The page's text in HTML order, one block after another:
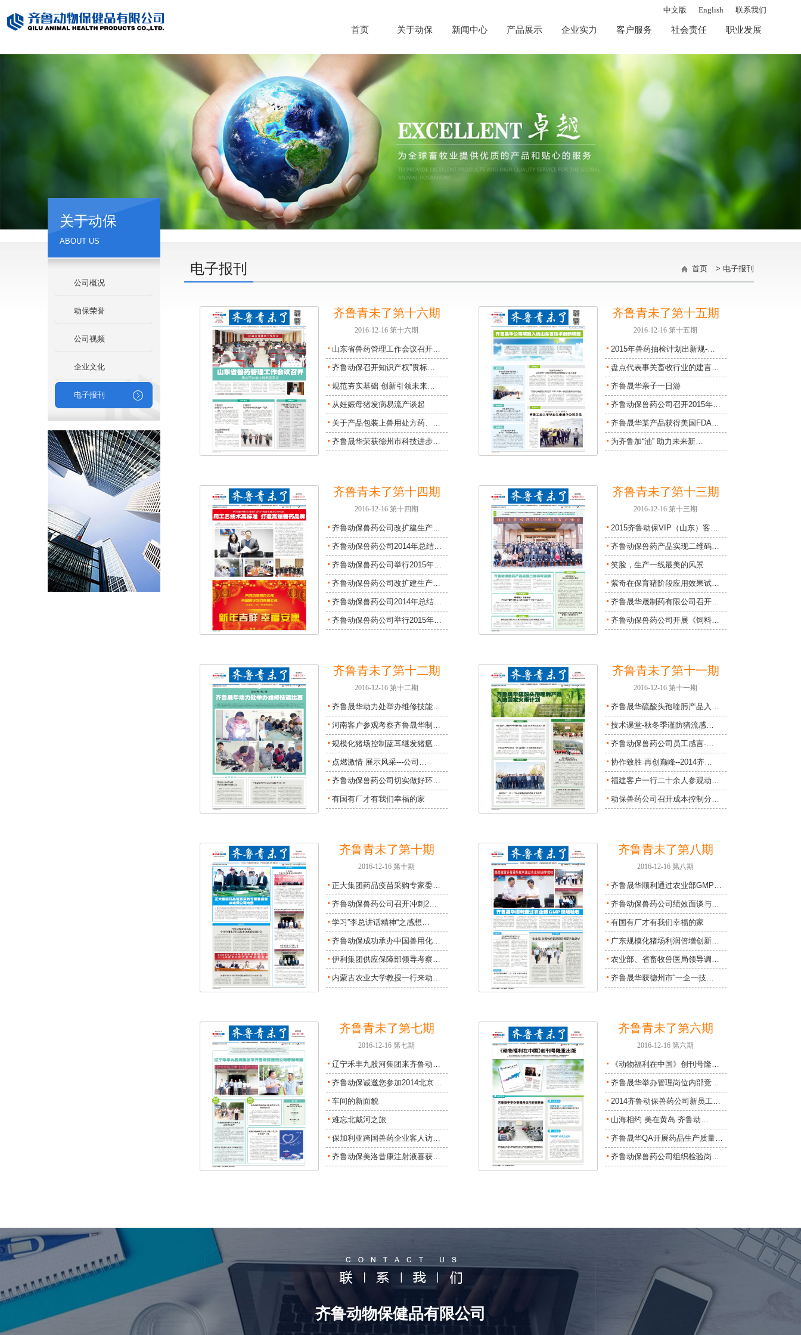
中文版 English 联系我们
首页 关于动保 新闻中心 产品展示 企业实力 客户服务 社会责任 职业发展
关于动保
ABOUT US
公司概况
动保荣誉
公司视频
企业文化
电子报刊
电子报刊 首页 > 电子报刊
齐鲁青未了第十六期
2016-12-16 第十六期
山东省兽药管理工作会议召开…
齐鲁动保召开知识产权”贯标…
规范夯实基础 创新引领未来…
从妊娠母猪发病易流产谈起
关于产品包装上兽用处方药、…
齐鲁晟华荣获德州市科技进步…
齐鲁青未了第十五期
2016-12-16 第十五期
2015年兽药抽检计划出新规-…
盘点代表事关畜牧行业的建言…
齐鲁晟华亲子一日游
齐鲁动保兽药公司召开2015年…
齐鲁晟华某产品获得美国FDA…
为齐鲁加“油” 助力未来新…
齐鲁青未了第十四期
2016-12-16 第十四期
齐鲁动保兽药公司改扩建生产…
齐鲁动保兽药公司2014年总结…
齐鲁动保兽药公司举行2015年…
齐鲁动保兽药公司改扩建生产…
齐鲁动保兽药公司2014年总结…
齐鲁动保兽药公司举行2015年…
齐鲁青未了第十三期
2016-12-16 第十三期
2015齐鲁动保VIP（山东）客…
齐鲁动保兽药产品实现二维码…
笑脸，生产一线最美的风景
紫奇在保育猪阶段应用效果试…
齐鲁晟华晟制药有限公司召开…
齐鲁动保兽药公司开展《饲料…
齐鲁青未了第十二期
2016-12-16 第十二期
齐鲁晟华动力处举办维修技能…
河南客户参观考察齐鲁晟华制…
规模化猪场控制蓝耳继发猪瘟…
点燃激情 展示风采---公司…
齐鲁动保兽药公司切实做好环…
有国有厂才有我们幸福的家
齐鲁青未了第十一期
2016-12-16 第十一期
齐鲁晟华硫酸头孢喹肟产品入…
技术课堂-秋冬季谨防猪流感…
齐鲁动保兽药公司员工感言-…
协作致胜 再创巅峰--2014齐…
福建客户一行二十余人参观动…
动保兽药公司召开成本控制分…
齐鲁青未了第十期
2016-12-16 第十期
正大集团药品疫苗采购专家委…
齐鲁动保兽药公司召开冲刺2…
学习”李总讲话精神“之感想…
齐鲁动保成功承办中国兽用化…
伊利集团供应保障部领导考察…
内蒙古农业大学教授一行来动…
齐鲁青未了第八期
2016-12-16 第八期
齐鲁晟华顺利通过农业部GMP…
齐鲁动保兽药公司绩效面谈与…
有国有厂才有我们幸福的家
广东规模化猪场利润倍增创新…
农业部、省畜牧兽医局领导调…
齐鲁晟华获德州市“一企一技…
齐鲁青未了第七期
2016-12-16 第七期
辽宁禾丰九股河集团来齐鲁动…
齐鲁动保诚邀您参加2014北京…
车间的新面貌
难忘北戴河之旅
保加利亚跨国兽药企业客人访…
齐鲁动保美洛昔康注射液喜获…
齐鲁青未了第六期
2016-12-16 第六期
《动物福利在中国》创刊号隆…
齐鲁晟华举办管理岗位内部竞…
2014齐鲁动保兽药公司新员工…
山海相约 美在黄岛 齐鲁动…
齐鲁晟华QA开展药品生产质量…
齐鲁动保兽药公司组织检验岗…
齐鲁动物保健品有限公司